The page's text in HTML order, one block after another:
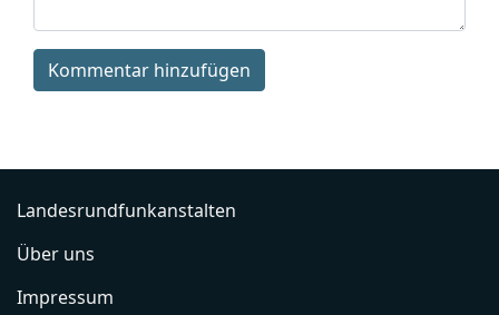
Kommentar hinzufügen
Landesrundfunkanstalten
Über uns
Impressum